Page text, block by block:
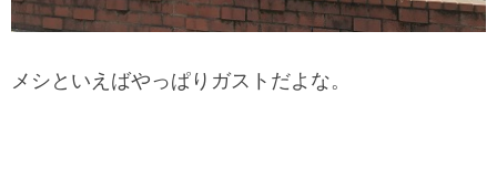
メシといえばやっぱりガストだよな。